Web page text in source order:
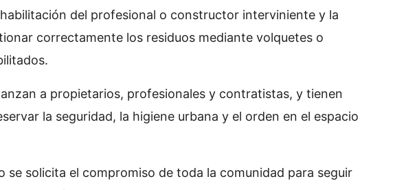
del profesional o constructor interviniente y la
correctamente los residuos mediante volquetes o
a propietarios, profesionales y contratistas, y tienen
la seguridad, la higiene urbana y el orden en el espacio
se solicita el compromiso de toda la comunidad para seguir